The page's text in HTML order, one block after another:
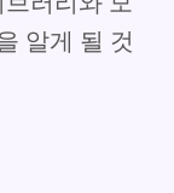
알게 될 것